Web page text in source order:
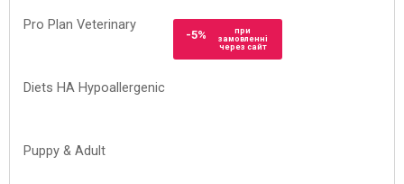
-5%
при
замовленні
через сайт